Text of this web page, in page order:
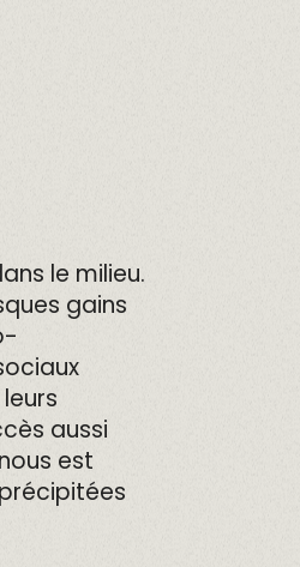
le milieu.
gains
aussi
est